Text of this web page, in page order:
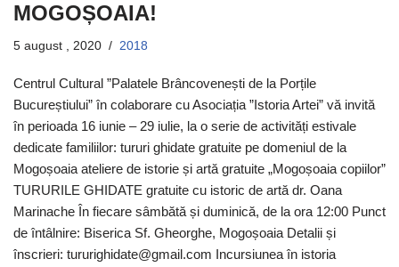
MOGOȘOAIA!
5 august , 2020 2018
Centrul Cultural ”Palatele Brâncovenești de la Porțile
Bucureștiului” în colaborare cu Asociația ”Istoria Artei” vă invită
în perioada 16 iunie – 29 iulie, la o serie de activități estivale
dedicate familiilor: tururi ghidate gratuite pe domeniul de la
Mogoșoaia ateliere de istorie și artă gratuite „Mogoșoaia copiilor”
TURURILE GHIDATE gratuite cu istoric de artă dr. Oana
Marinache În fiecare sâmbătă și duminică, de la ora 12:00 Punct
de întâlnire: Biserica Sf. Gheorghe, Mogoșoaia Detalii și
înscrieri: tururighidate@gmail.com Incursiunea în istoria